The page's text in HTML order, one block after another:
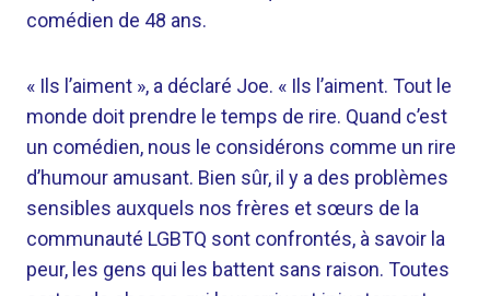
comédien de 48 ans.
« Ils l’aiment », a déclaré Joe. « Ils l’aiment. Tout le
monde doit prendre le temps de rire. Quand c’est
un comédien, nous le considérons comme un rire
d’humour amusant. Bien sûr, il y a des problèmes
sensibles auxquels nos frères et sœurs de la
communauté LGBTQ sont confrontés, à savoir la
peur, les gens qui les battent sans raison. Toutes